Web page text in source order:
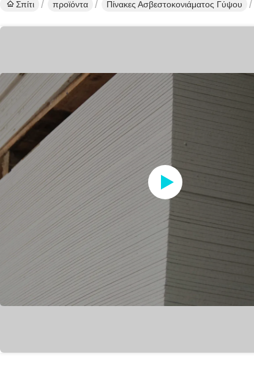
Σπίτι προϊόντα Πίνακες Ασβεστοκονιάματος Γύψου